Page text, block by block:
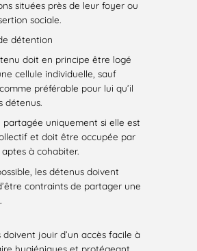
situées près de leur foyer ou
sociale.
détention
doit en principe être logé
cellule individuelle, sauf
préférable pour lui qu’il
détenus.
uniquement si elle est
et doit être occupée par
à cohabiter.
les détenus doivent
contraints de partager une
doivent jouir d’un accès facile à
hygiéniques et protégeant